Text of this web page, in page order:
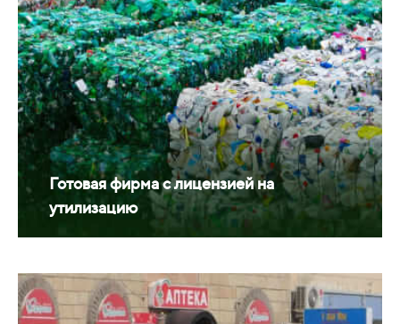
Готовая фирма с лицензией на
утилизацию